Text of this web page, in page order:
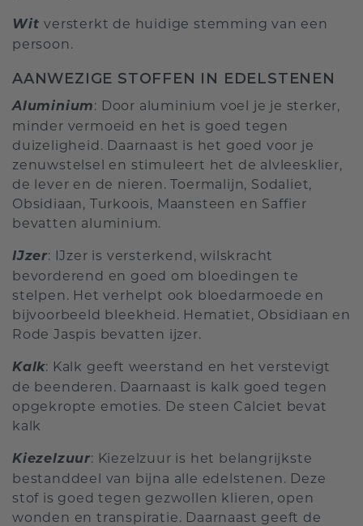
Witversterkt de huidige stemming van een
persoon.
AANWEZIGE STOFFEN IN EDELSTENEN
Aluminium: Door aluminium voel je je sterker,
minder vermoeid en het is goed tegen
duizeligheid. Daarnaast is het goed voor je
zenuwstelsel en stimuleert het de alvleesklier,
de lever en de nieren. Toermalijn, Sodaliet,
Obsidiaan, Turkoois, Maansteen en Saffier
bevatten aluminium.
IJzer: IJzer is versterkend, wilskracht
bevorderend en goed om bloedingen te
stelpen. Het verhelpt ook bloedarmoede en
bijvoorbeeld bleekheid. Hematiet, Obsidiaan en
Rode Jaspis bevatten ijzer.
Kalk: Kalk geeft weerstand en het verstevigt
de beenderen. Daarnaast is kalk goed tegen
opgekropte emoties. De steen Calciet bevat
kalk
Kiezelzuur: Kiezelzuur is het belangrijkste
bestanddeel van bijna alle edelstenen. Deze
stof is goed tegen gezwollen klieren, open
wonden en transpiratie. Daarnaast geeft de